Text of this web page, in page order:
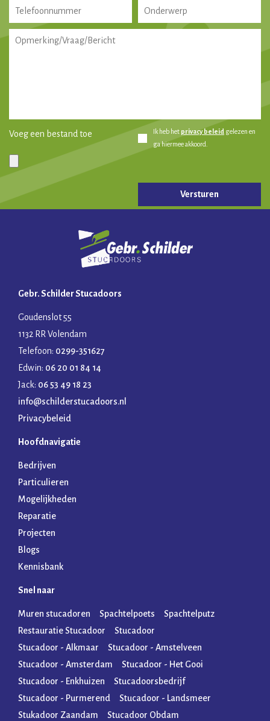
Voeg een bestand toe Ik heb het privacy beleid gelezen en
ga hiermee akkoord.
Gelieve dit veld leeg te laten.
Gebr. Schilder Stucadoors
Goudenslot 55
1132 RR Volendam
Telefoon: 0299-351627
Edwin: 06 20 01 84 14
Jack: 06 53 49 18 23
info@schilderstucadoors.nl
Privacybeleid
Hoofdnavigatie
Bedrijven
Particulieren
Mogelijkheden
Reparatie
Projecten
Blogs
Kennisbank
Snel naar
Muren stucadoren Spachtelpoets
Spachtelputz
Restauratie Stucadoor
Stucadoor
Stucadoor - Alkmaar
Stucadoor - Amstelveen
Stucadoor - Amsterdam
Stucadoor - Het Gooi
Stucadoor - Enkhuizen
Stucadoorsbedrijf
Stucadoor - Purmerend
Stucadoor - Landsmeer
Stukadoor Zaandam
Stucadoor Obdam